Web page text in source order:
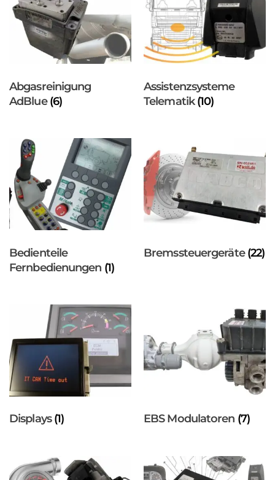
Abgasreinigung
AdBlue(6)
Assistenzsysteme
Telematik(10)
Bedienteile
Fernbedienungen (1)
Bremssteuergeräte(22)
Displays(1) EBS Modulatoren (7)